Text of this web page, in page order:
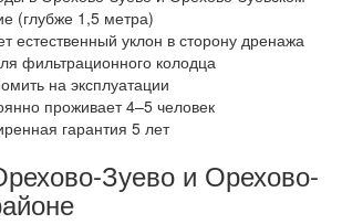
(глубже 1,5 метра)
естественный уклон в сторону дренажа
фильтрационного колодца
на эксплуатации
проживает 4–5 человек
гарантия 5 лет
Зуево и Орехово-